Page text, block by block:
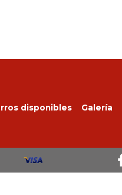
disponibles Galería